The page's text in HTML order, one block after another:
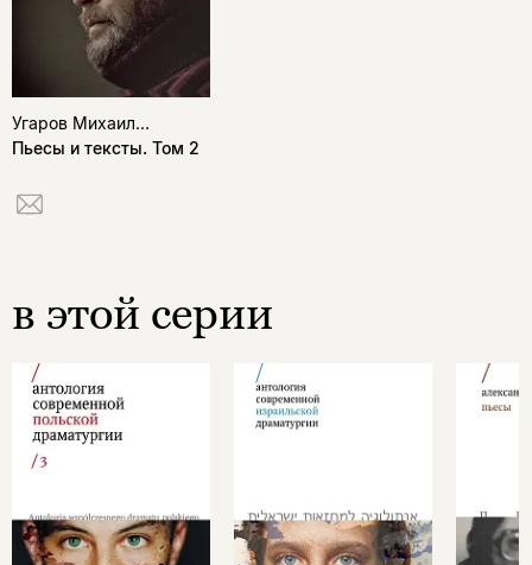
Угаров Михаил...
Пьесы и тексты. Том 2
в этой серии